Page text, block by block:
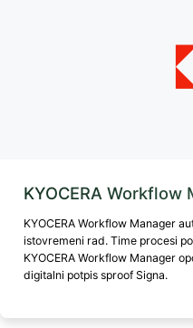
KYOCERA Workflow
KYOCERA Workflow Manager
istovremeni rad. Time procesi
KYOCERA Workflow Manager
digitalni potpis sproof Signa.